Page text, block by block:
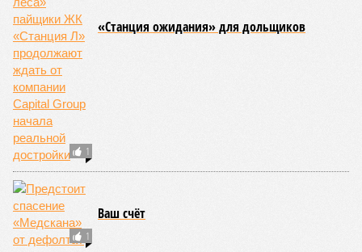
1
«Станция ожидания» для дольщиков
1
Ваш счёт